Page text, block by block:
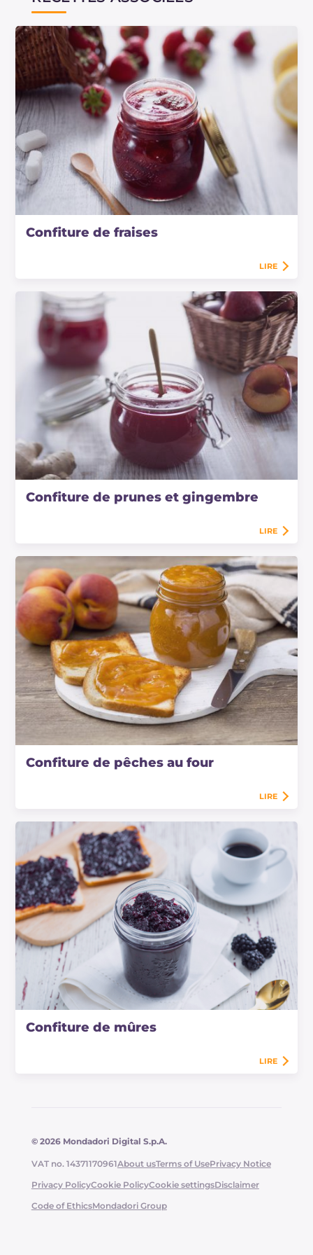
du Ministère de la Santé.
Confiture de fraises
LIRE
Confiture de prunes et gingembre
LIRE
Confiture de pêches au four
LIRE
Confiture de mûres
LIRE
© 2026 Mondadori Digital S.p.A.
VAT no. 14371170961About usTerms of UsePrivacy Notice
Privacy PolicyCookie PolicyCookie settingsDisclaimer
Code of EthicsMondadori Group